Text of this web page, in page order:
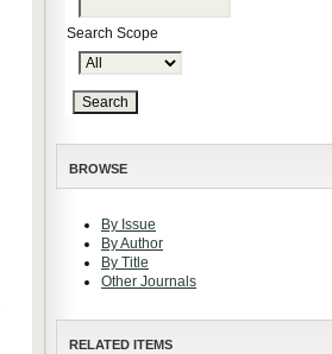
Search Scope
BROWSE
By Issue
By Author
By Title
Other Journals
RELATED ITEMS